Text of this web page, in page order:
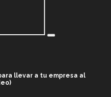
llevar a tu empresa al